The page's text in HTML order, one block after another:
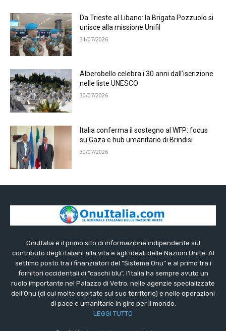
Da Trieste al Libano: la Brigata Pozzuolo si
unisce alla missione Unifil
31/07/2026
Alberobello celebra i 30 anni dall’iscrizione
nelle liste UNESCO
30/07/2026
Italia conferma il sostegno al WFP: focus
su Gaza e hub umanitario di Brindisi
30/07/2026
OnuItalia è il primo sito di informazione indipendente sul
contributo degli italiani alla vita e agli ideali delle Nazioni Unite. Al
settimo posto tra i finanziatori del “Sistema Onu” e al primo tra i
fornitori occidentali di “caschi blu”, l’Italia ha sempre avuto un
ruolo importante nel Palazzo di Vetro, nelle agenzie specializzate
dell’Onu (di cui molte ospitate sul suo territorio) e nelle operazioni
di pace e umanitarie in giro per il mondo.
LEGGI TUTTO